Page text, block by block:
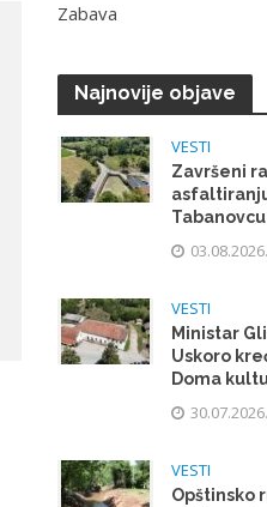
Zabava
Najnovije objave
VESTI
Završeni
Tabanovcu
03.08.2026.
VESTI
Ministar
Uskoro
Doma
30.07.2026.
VESTI
Opštinsko